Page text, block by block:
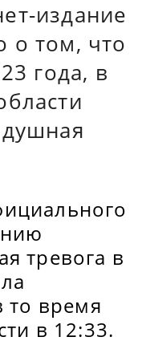
издание
о том, что
года, в
тревога в
то время
в 12:33.